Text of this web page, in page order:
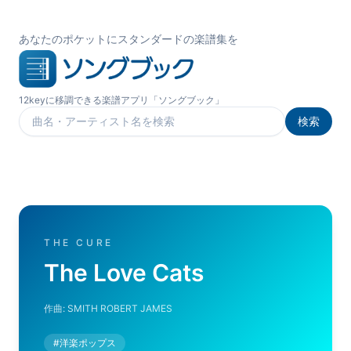
あなたのポケットにスタンダードの楽譜集を
12keyに移調できる楽譜アプリ「ソングブック」
楽曲を検索
検索
THE CURE
The Love Cats
作曲: SMITH ROBERT JAMES
#洋楽ポップス